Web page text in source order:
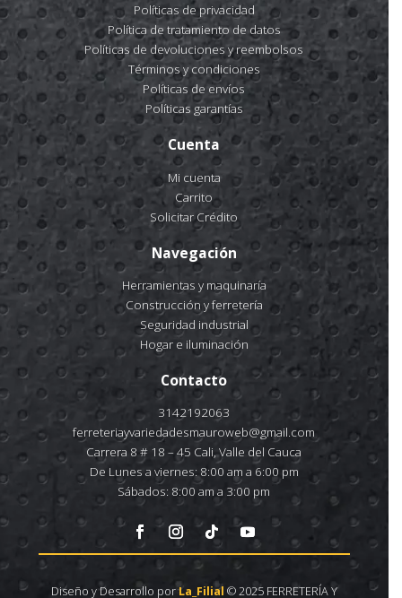
Políticas de privacidad
Política de tratamiento de datos
Políticas de devoluciones y reembolsos
Términos y condiciones
Políticas de envíos
Políticas garantías
Cuenta
Mi cuenta
Carrito
Solicitar Crédito
Navegación
Herramientas y maquinaría
Construcción y ferretería
Seguridad industrial
Hogar e iluminación
Contacto
3142192063
ferreteriayvariedadesmauroweb@gmail.com
Carrera 8 # 18 – 45 Cali, Valle del Cauca
De Lunes a viernes: 8:00 am a 6:00 pm
Sábados: 8:00 am a 3:00 pm
Diseño y Desarrollo porLa_Filial © 2025 FERRETERÍA Y